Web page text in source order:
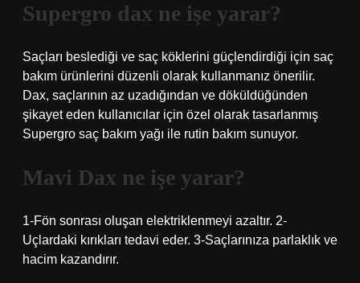
Supergro dax ne işe yarar?
Saçları beslediği ve saç köklerini güçlendirdiği için saç
bakım ürünlerini düzenli olarak kullanmanız önerilir.
Dax, saçlarının az uzadığından ve döküldüğünden
şikayet eden kullanıcılar için özel olarak tasarlanmış
Supergro saç bakım yağı ile rutin bakım sunuyor.
Mavi Dax ne işe yarar?
1-Fön sonrası oluşan elektriklenmeyi azaltır. 2-
Uçlardaki kırıkları tedavi eder. 3-Saçlarınıza parlaklık ve
hacim kazandırır.